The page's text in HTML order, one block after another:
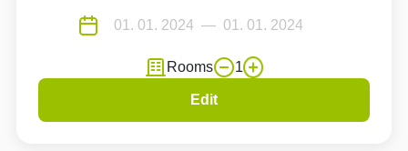
Rooms 1
Edit